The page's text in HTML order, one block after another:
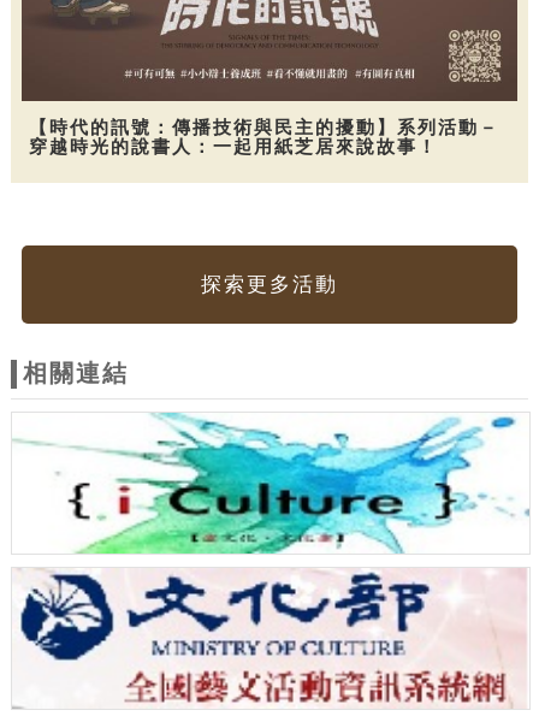
【時代的訊號：傳播技術與民主的擾動】系列活動－
穿越時光的說書人：一起用紙芝居來說故事！
探索更多活動
相關連結